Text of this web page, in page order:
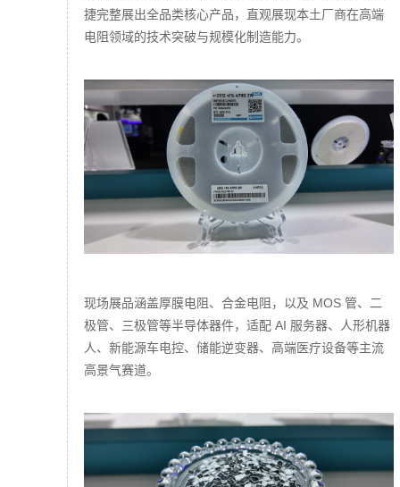
捷完整展出全品类核心产品，直观展现本土厂商在高端
电阻领域的技术突破与规模化制造能力。
现场展品涵盖厚膜电阻、合金电阻，以及 MOS 管、二
极管、三极管等半导体器件，适配 AI 服务器、人形机器
人、新能源车电控、储能逆变器、高端医疗设备等主流
高景气赛道。